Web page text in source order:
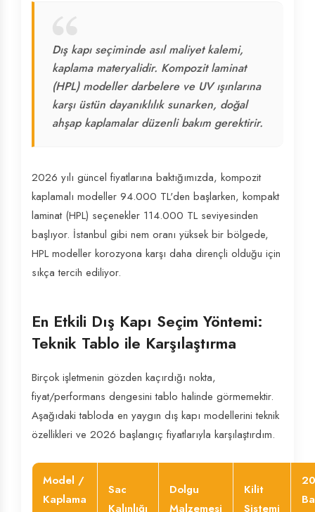
Dış kapı seçiminde asıl maliyet kalemi,
kaplama materyalidir. Kompozit laminat
(HPL) modeller darbelere ve UV ışınlarına
karşı üstün dayanıklılık sunarken, doğal
ahşap kaplamalar düzenli bakım gerektirir.
2026 yılı güncel fiyatlarına baktığımızda, kompozit
kaplamalı modeller 94.000 TL'den başlarken, kompakt
laminat (HPL) seçenekler 114.000 TL seviyesinden
başlıyor. İstanbul gibi nem oranı yüksek bir bölgede,
HPL modeller korozyona karşı daha dirençli olduğu için
sıkça tercih ediliyor.
En Etkili Dış Kapı Seçim Yöntemi:
Teknik Tablo ile Karşılaştırma
Birçok işletmenin gözden kaçırdığı nokta,
fiyat/performans dengesini tablo halinde görmemektir.
Aşağıdaki tabloda en yaygın dış kapı modellerini teknik
özellikleri ve 2026 başlangıç fiyatlarıyla karşılaştırdım.
Model /
Kaplama
Sac
Kalınlığı
Dolgu
Malzemesi
Kilit
Sistemi